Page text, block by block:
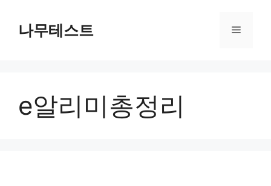
나무테스트 메
e알리미총정리